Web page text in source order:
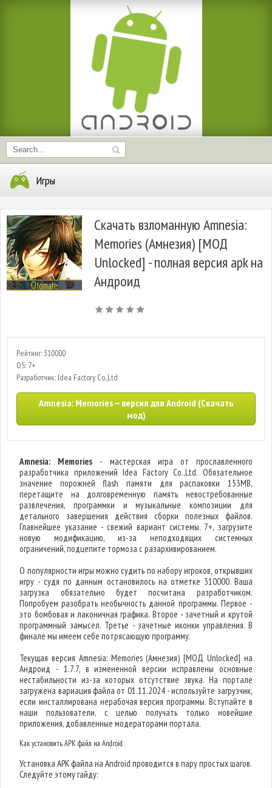
Игры
Скачать взломанную Amnesia:
Memories (Амнезия) [МОД
Unlocked] - полная версия apk на
Андроид
Рейтинг: 310000
OS: 7+
Разработчик: Idea Factory Co.,Ltd
Amnesia: Memories — версия для Android (Скачать
мод)
Amnesia: Memories - мастерская игра от прославленного
разработчика приложений Idea Factory Co.,Ltd. Обязательное
значение порожней flash памяти для распаковки 153MB,
перетащите на долговременную память невостребованные
развлечения, программки и музыкальные композиции для
детального завершения действия сборки полезных файлов.
Главнейшее указание - свежий вариант системы. 7+, загрузите
новую модификацию, из-за неподходящих системных
ограничений, подцепите тормоза с разархивированием.
О популярности игры можно судить по набору игроков, открывших
игру - судя по данным остановилось на отметке 310000. Ваша
загрузка обязательно будет посчитана разработчиком.
Попробуем разобрать необычность данной программы. Первое -
это бомбовая и лаконичная графика. Второе - зачетный и крутой
программный замысел. Третье - зачетные иконки управления. В
финале мы имеем себе потрясающую программу.
Текущая версия Amnesia: Memories (Амнезия) [МОД Unlocked] на
Андроид - 1.7.7, в измененной версии исправлены основные
нестабильности из-за которых отсутствие звука. На портале
загружена вариация файла от 01.11.2024 - используйте загрузчик,
если инсталлирована нерабочая версия программы. Вступайте в
наши пользователи, с целью получать только новейшие
приложения, добавленные модераторами портала.
Как установить APK файл на Android
Установка APK файла на Android проводится в пару простых шагов.
Следуйте этому гайду: